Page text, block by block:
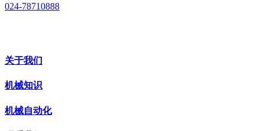
024-78710888
关于我们
机械知识
机械自动化